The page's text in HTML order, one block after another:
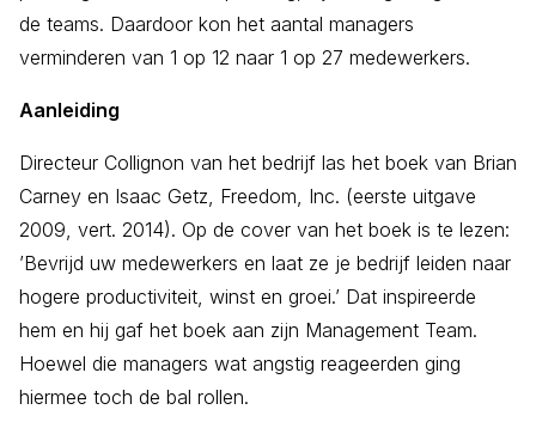
de teams. Daardoor kon het aantal managers
verminderen van 1 op 12 naar 1 op 27 medewerkers.
Aanleiding
Directeur Collignon van het bedrijf las het boek van Brian
Carney en Isaac Getz, Freedom, Inc. (eerste uitgave
2009, vert. 2014). Op de cover van het boek is te lezen:
’Bevrijd uw medewerkers en laat ze je bedrijf leiden naar
hogere productiviteit, winst en groei.’ Dat inspireerde
hem en hij gaf het boek aan zijn Management Team.
Hoewel die managers wat angstig reageerden ging
hiermee toch de bal rollen.